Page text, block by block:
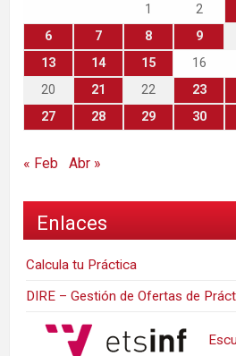
1
2
6
7 8 9
13
14 15 16
20
21 22 23
27
28 29 30
« Feb Abr »
Enlaces
Calcula tu Práctica
DIRE – Gestión de Ofertas de